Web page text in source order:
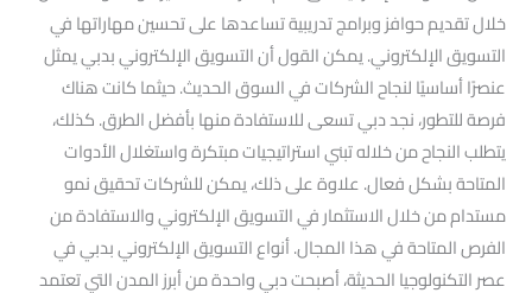
خلال تقديم حوافز وبرامج تدريبية تساعدها على تحسين مهاراتها في
التسويق الإلكتروني. يمكن القول أن التسويق الإلكتروني بدبي يمثل
عنصرًا أساسيًا لنجاح الشركات في السوق الحديث. حيثما كانت هناك
فرصة للتطور، نجد دبي تسعى للاستفادة منها بأفضل الطرق. كذلك،
يتطلب النجاح من خلاله تبني استراتيجيات مبتكرة واستغلال الأدوات
المتاحة بشكل فعال. علاوة على ذلك، يمكن للشركات تحقيق نمو
مستدام من خلال الاستثمار في التسويق الإلكتروني والاستفادة من
الفرص المتاحة في هذا المجال. أنواع التسويق الإلكتروني بدبي في
عصر التكنولوجيا الحديثة، أصبحت دبي واحدة من أبرز المدن التي تعتمد